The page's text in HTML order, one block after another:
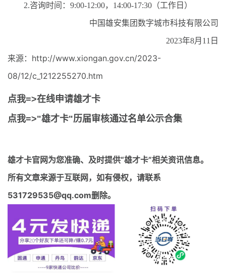
2.咨询时间：9:00-12:00，14:00-17:30（工作日）
中国雄安集团数字城市科技有限公司
2023年8月11日
来源：http://www.xiongan.gov.cn/2023-
08/12/c_1212255270.htm
点我=>在线申请雄才卡
点我=>"雄才卡"历届审核通过名单公示合集
雄才卡官网为您准确、及时提供“雄才卡”相关资讯信息。
所有文章来源于互联网，如有侵权，请联系
531729535@qq.com删除。